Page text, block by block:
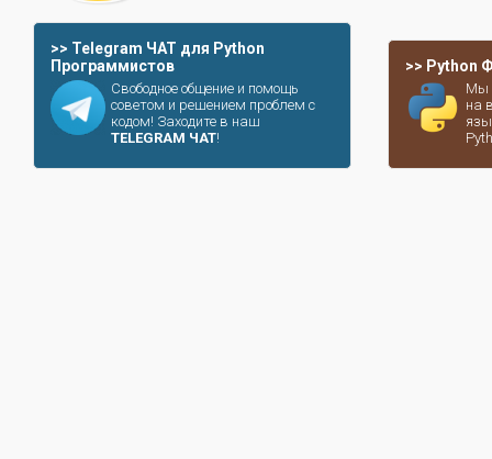
>> Telegram ЧАТ для Python
Программистов
Свободное общение и помощь
советом и решением проблем с
кодом! Заходите в наш
TELEGRAM ЧАТ!
>> Python
Мы
на